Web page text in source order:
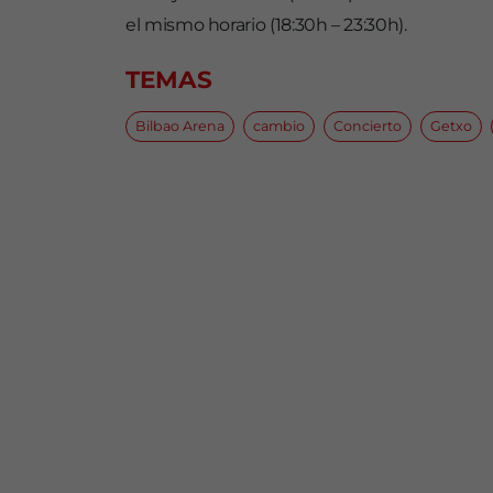
el mismo horario (18:30h – 23:30h).
TEMAS
Bilbao Arena cambio Concierto Getxo